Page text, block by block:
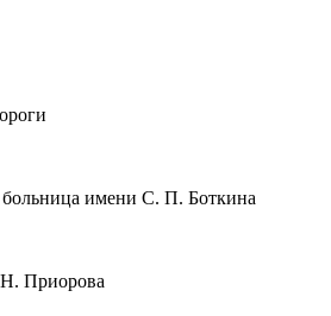
больница имени С. П. Боткина
Приорова